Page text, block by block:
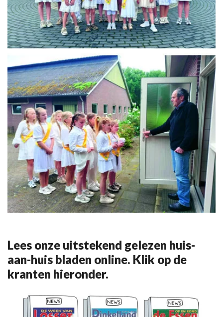
Lees onze uitstekend gelezen huis-
aan-huis bladen online. Klik op de
kranten hieronder.